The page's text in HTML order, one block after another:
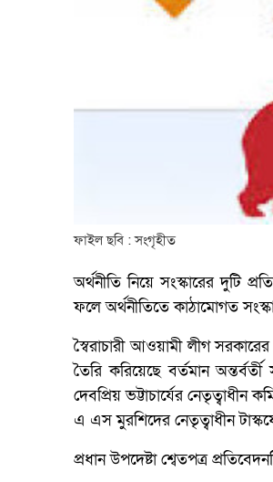
ফাইল ছবি : সংগৃহীত
অর্থনীতি নিয়ে সংস্কারের দুটি
ফলে অর্থনীতিতে কাঠামোগত
স্বৈরাচারী আওয়ামী লীগ
তৈরি করিয়েছে বর্তমান
দেবপ্রিয় ভট্টাচার্যের
এ এস মুরশিদের নেতৃত্বাধীন
প্রধান উপদেষ্টা শ্বেতপত্র